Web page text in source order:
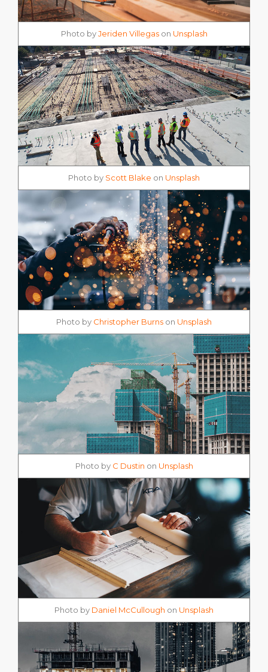
Photo byJeriden Villegason Unsplash
Photo by Scott Blake on Unsplash
Photo by Christopher Burns on Unsplash
Photo by C Dustin on Unsplash
Photo by Daniel McCullough on Unsplash